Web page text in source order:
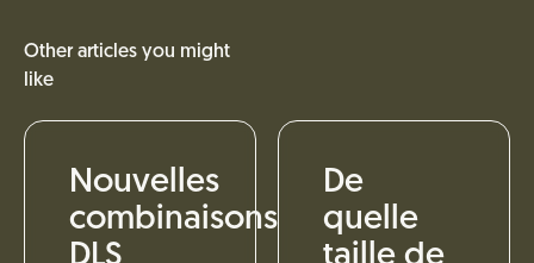
Other articles you might
like
Nouvelles
combinaisons
De
quelle